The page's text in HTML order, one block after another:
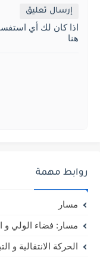
إرسال تعليق
اذا كان لك أي
هنا
روابط مهمة
مسار
مسار: فضاء الولي و
الحركة الانتقالية و